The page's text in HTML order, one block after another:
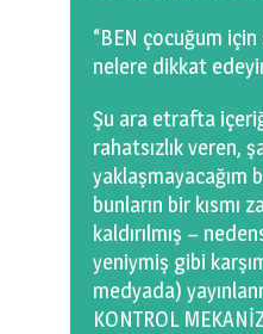
“BEN çocuğum
nelere dikkat
Şu ara etrafta
rahatsızlık veren,
yaklaşmayacağım
bunların bir kısmı
kaldırılmış –
yeniymiş gibi
medyada)
KONTROL